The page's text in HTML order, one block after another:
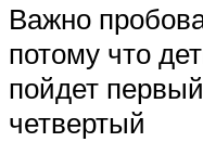
Важно
потому что
пойдет
четвертый